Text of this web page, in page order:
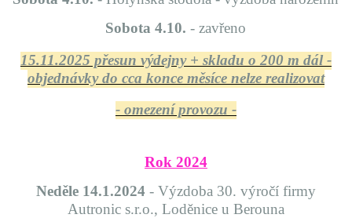
Sobota 4.10. - zavřeno
15.11.2025 přesun výdejny + skladu o 200 m dál -
objednávky do cca konce měsíce nelze realizovat
- omezení provozu -
Rok 2024
Neděle 14.1.2024 - Výzdoba 30. výročí firmy
Autronic s.r.o., Loděnice u Berouna